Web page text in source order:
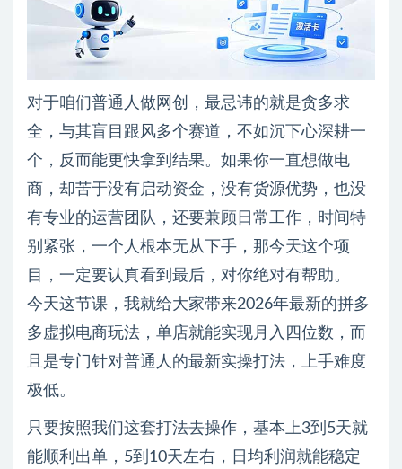
对于咱们普通人做网创，最忌讳的就是贪多求
全，与其盲目跟风多个赛道，不如沉下心深耕一
个，反而能更快拿到结果。如果你一直想做电
商，却苦于没有启动资金，没有货源优势，也没
有专业的运营团队，还要兼顾日常工作，时间特
别紧张，一个人根本无从下手，那今天这个项
目，一定要认真看到最后，对你绝对有帮助。
今天这节课，我就给大家带来2026年最新的拼多
多虚拟电商玩法，单店就能实现月入四位数，而
且是专门针对普通人的最新实操打法，上手难度
极低。
只要按照我们这套打法去操作，基本上3到5天就
能顺利出单，5到10天左右，日均利润就能稳定